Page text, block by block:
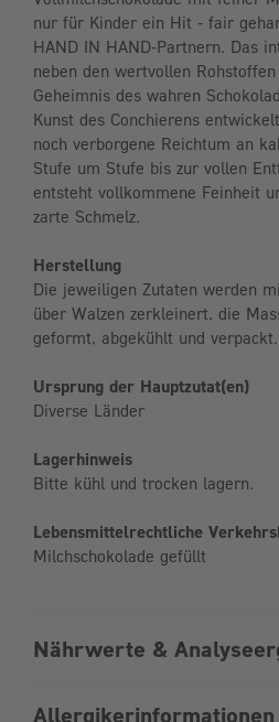
nur für Kinder ein Hit - fair
HAND IN HAND-Partnern. Das
neben den wertvollen
Geheimnis des wahren
Kunst des Conchierens
noch verborgene Reichtum an
Stufe um Stufe bis zur vollen
entsteht vollkommene Feinheit
zarte Schmelz.
Herstellung
Die jeweiligen Zutaten werden
über Walzen zerkleinert, die
geformt, abgekühlt und verpackt.
Ursprung der Hauptzutat(en)
Diverse Länder
Lagerhinweis
Bitte kühl und trocken lagern.
Lebensmittelrechtliche
Milchschokolade gefüllt
Nährwerte &
Allergikerinformationen